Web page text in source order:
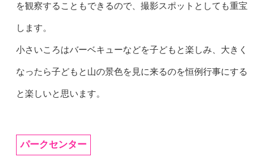
を観察することもできるので、撮影スポットとしても重宝
します。
小さいころはバーベキューなどを子どもと楽しみ、大きく
なったら子どもと山の景色を見に来るのを恒例行事にする
と楽しいと思います。
パークセンター